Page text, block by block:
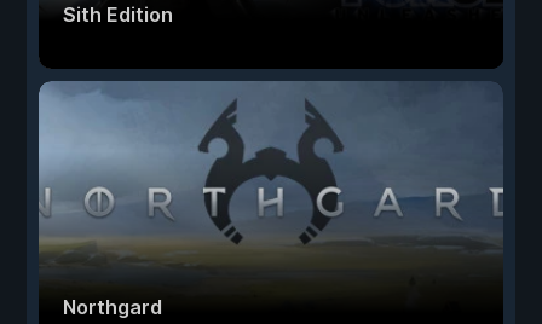
Sith Edition
Northgard